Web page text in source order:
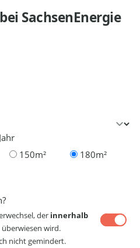
SachsenEnergie
150m²
180m²
der innerhalb
wird.
nicht gemindert.